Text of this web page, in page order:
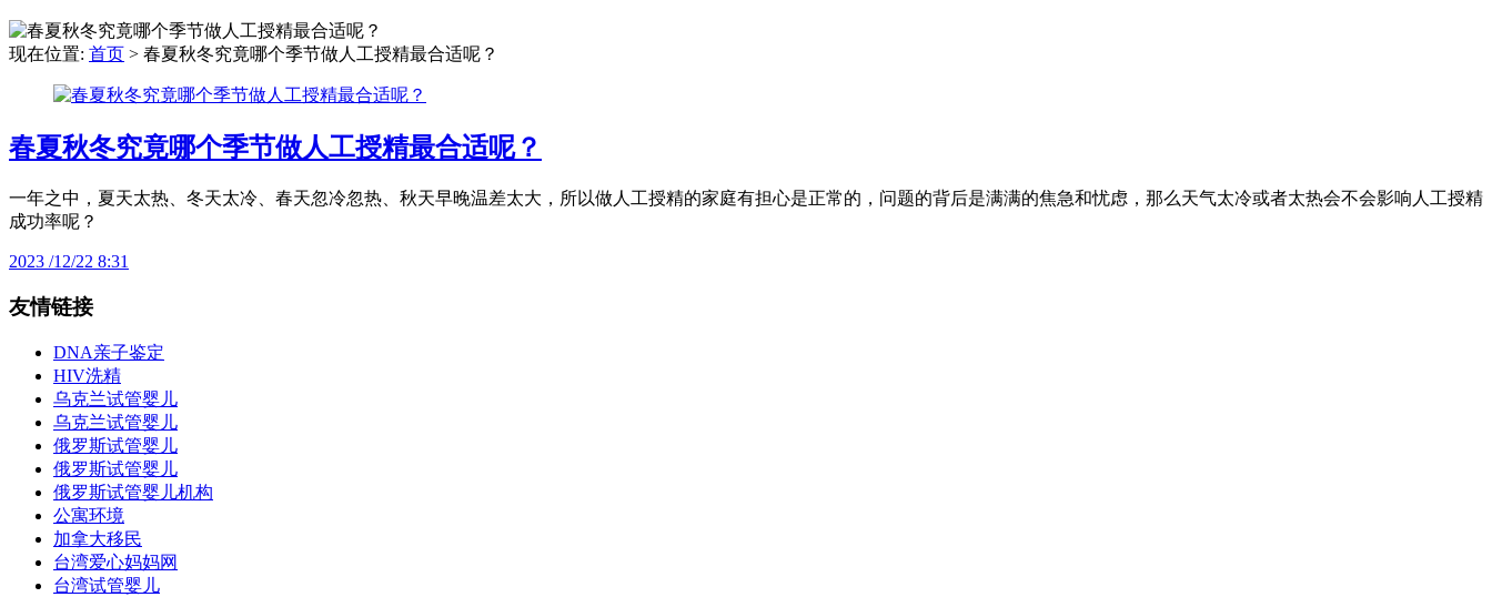
现在位置: 首页 > 春夏秋冬究竟哪个季节做人工授精最合适呢？
春夏秋冬究竟哪个季节做人工授精最合适呢？
一年之中，夏天太热、冬天太冷、春天忽冷忽热、秋天早晚温差太大，所以做人工授精的家庭有担心是正常的，问题的背后是满满的焦急和忧虑，那么天气太冷或者太热会不会影响人工授精
成功率呢？
2023 /12/22 8:31
友情链接
DNA亲子鉴定
HIV洗精
乌克兰试管婴儿
乌克兰试管婴儿
俄罗斯试管婴儿
俄罗斯试管婴儿
俄罗斯试管婴儿机构
公寓环境
加拿大移民
台湾爱心妈妈网
台湾试管婴儿